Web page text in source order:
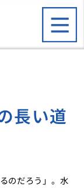
長い道
のだろう」。水